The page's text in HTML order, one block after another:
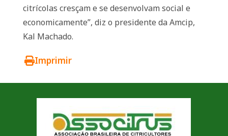
citrícolas cresçam e se desenvolvam social e
economicamente”, diz o presidente da Amcip,
Kal Machado.
Imprimir